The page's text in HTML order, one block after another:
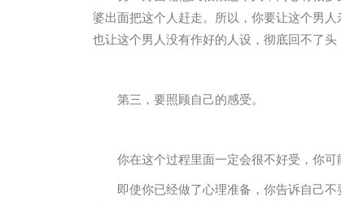
婆出面把这个人赶走。所以，你要让这个男
也让这个男人没有作好的人设，彻底回不了头
第三，要照顾自己的感受。
你在这个过程里面一定会很不好受，你
即使你已经做了心理准备，你告诉自己